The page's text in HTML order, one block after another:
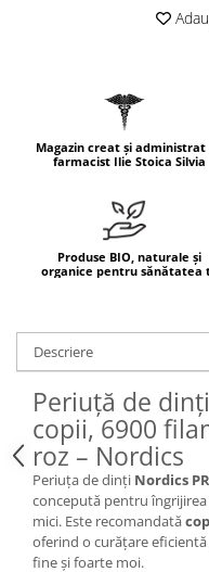
Creme SPF față
Creme SPF corp
Spray SPF
Acceleratoare bronz
Igienă Personală
Mâini și Unghii
Creme mâini
Tratamente unghii
Cosmetice coreene
Beauty of Joseon
PETITFEE
Mary & May
COSRX
Magneziu
Multivitamine
Omega
Probiotice
Quercetin
Resveratrol
Scortisoara
Seleniu
Seminte de in
Magazin creat și administrat
farmacist Ilie Stoica Silvia
Produse BIO, naturale și
organice pentru sănătatea
Descriere
Periuță de
copii, 6900
roz – Nordics
Periuța de dinți Nordics
concepută pentru
mici. Este recomandată
oferind o curățare
fine și foarte moi.